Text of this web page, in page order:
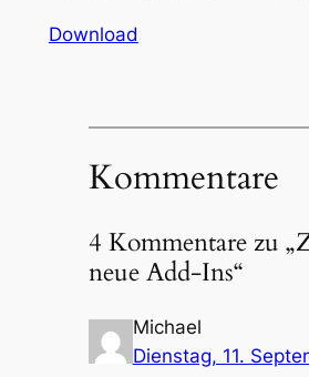
Download
Kommentare
4 Kommentare zu
neue Add-Ins“
Michael
Dienstag, 11.